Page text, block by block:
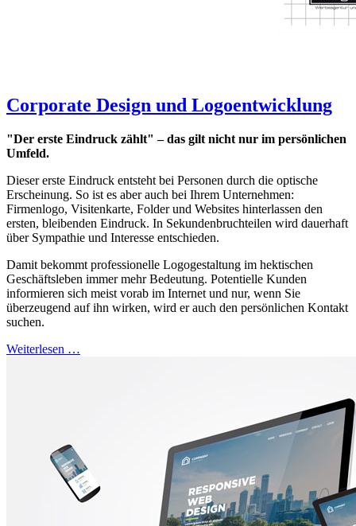
Corporate Design und Logoentwicklung
"Der erste Eindruck zählt" – das gilt nicht nur im persönlichen
Umfeld.
Dieser erste Eindruck entsteht bei Personen durch die optische
Erscheinung. So ist es aber auch bei Ihrem Unternehmen:
Firmenlogo, Visitenkarte, Folder und Websites hinterlassen den
ersten, bleibenden Eindruck. In Sekundenbruchteilen wird dauerhaft
über Sympathie und Interesse entschieden.
Damit bekommt professionelle Logogestaltung im hektischen
Geschäftsleben immer mehr Bedeutung. Potentielle Kunden
informieren sich meist vorab im Internet und nur, wenn Sie
überzeugend auf ihn wirken, wird er auch den persönlichen Kontakt
suchen.
Weiterlesen …